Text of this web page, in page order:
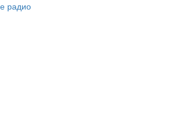
радио